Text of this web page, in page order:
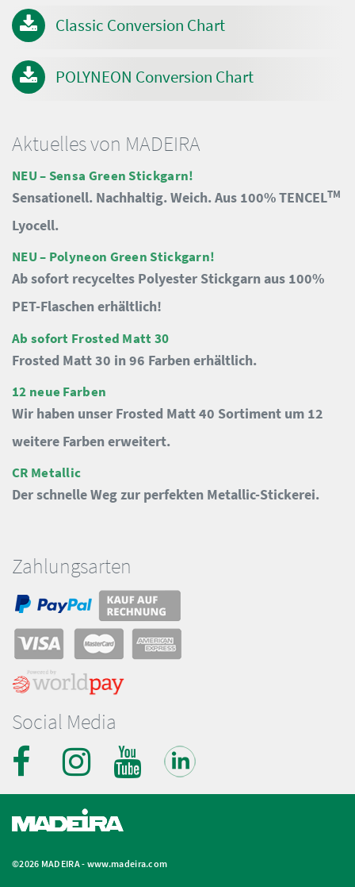
Zahlungsarten
Social Media
Classic Conversion Chart
POLYNEON Conversion Chart
Aktuelles von MADEIRA
NEU – Sensa Green Stickgarn!
Sensationell. Nachhaltig. Weich. Aus 100% TENCELTM
Lyocell.
NEU – Polyneon Green Stickgarn!
Ab sofort recyceltes Polyester Stickgarn aus 100%
PET-Flaschen erhältlich!
Ab sofort Frosted Matt 30
Frosted Matt 30 in 96 Farben erhältlich.
12 neue Farben
Wir haben unser Frosted Matt 40 Sortiment um 12
weitere Farben erweitert.
CR Metallic
Der schnelle Weg zur perfekten Metallic-Stickerei.
©2026 MADEIRA - www.madeira.com